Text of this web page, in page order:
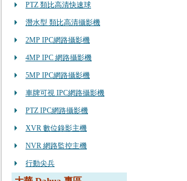
PTZ 類比高清快速球
潛水型 類比高清攝影機
2MP IPC網路攝影機
4MP IPC 網路攝影機
5MP IPC網路攝影機
車牌可視 IPC網路攝影機
PTZ IPC網路攝影機
XVR 數位錄影主機
NVR 網路監控主機
行動尖兵